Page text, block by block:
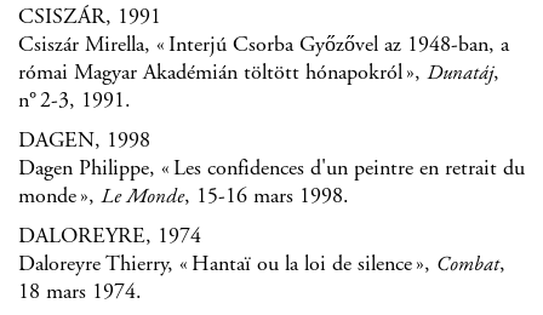
CSISZÁR, 1991
Csiszár Mirella, « Interjú Csorba Győzővel az 1948-ban, a
római Magyar Akadémián töltött hónapokról », Dunatáj,
n° 2-3, 1991.
DAGEN, 1998
Dagen Philippe, « Les confidences d'un peintre en retrait du
monde », Le Monde, 15-16 mars 1998.
DALOREYRE, 1974
Daloreyre Thierry, « Hantaï ou la loi de silence », Combat,
18 mars 1974.